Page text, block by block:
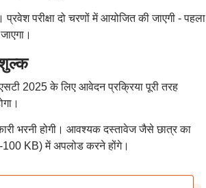
परीक्षा दो चरणों में आयोजित की जाएगी - पहला
2025 के लिए आवेदन प्रक्रिया पूरी तरह
भरनी होगी। आवश्यक दस्तावेज जैसे छात्र का
100 KB) में अपलोड करने होंगे।